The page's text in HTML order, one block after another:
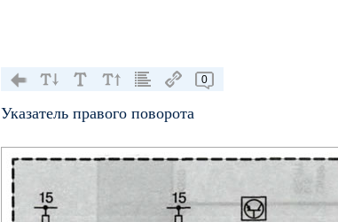
0
Указатель правого поворота